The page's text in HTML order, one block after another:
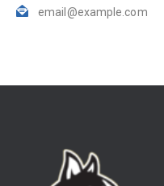
email@example.com